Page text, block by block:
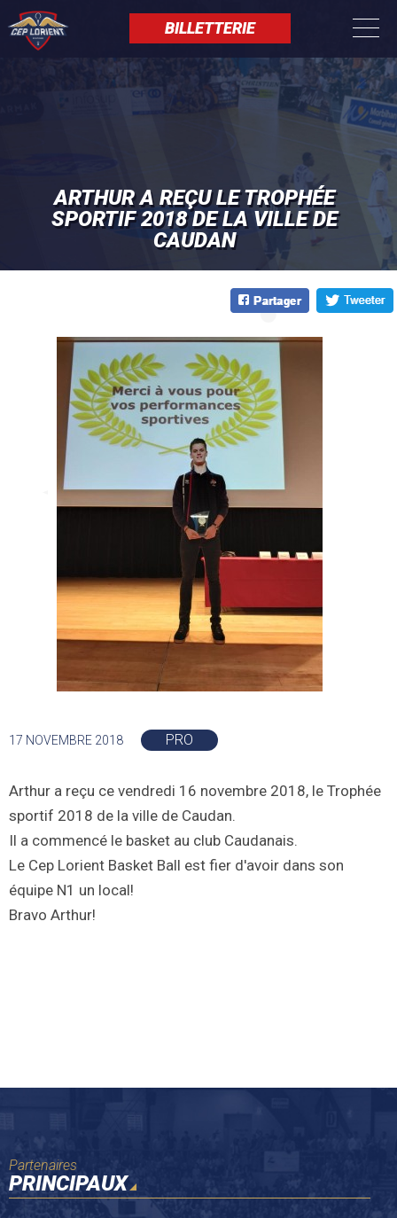
au
contenu
principal
BILLETTERIE
ARTHUR A REÇU LE TROPHÉE
SPORTIF 2018 DE LA VILLE DE
CAUDAN
17 NOVEMBRE 2018 PRO
Arthur a reçu ce vendredi 16 novembre 2018, le Trophée
sportif 2018 de la ville de Caudan.
Il a commencé le basket au club Caudanais.
Le Cep Lorient Basket Ball est fier d'avoir dans son
équipe N1 un local!
Bravo Arthur!
Partenaires
PRINCIPAUX
Panneau de gestion des cookies